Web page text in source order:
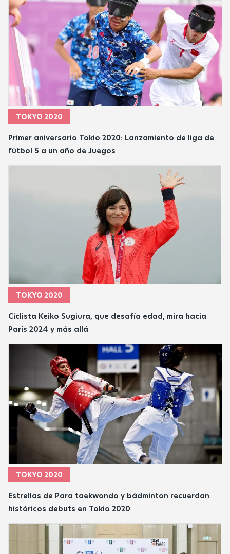
TOKYO 2020
Primer aniversario Tokio 2020: Lanzamiento de liga de
fútbol 5 a un año de Juegos
TOKYO 2020
Ciclista Keiko Sugiura, que desafía edad, mira hacia
París 2024 y más allá
TOKYO 2020
Estrellas de Para taekwondo y bádminton recuerdan
históricos debuts en Tokio 2020